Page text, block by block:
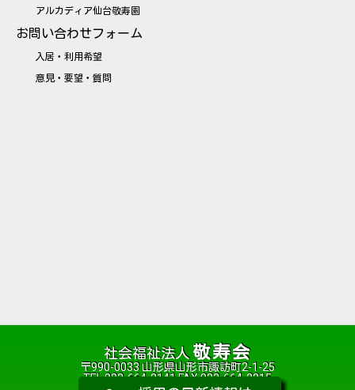
アルカディア仙台敬寿園
お問い合わせフォーム
入居・利用希望
意見・要望・質問
社会福祉法人敬寿会
〒990-0033 山形県山形市諏訪町2-1-25
TEL 023-664-2141 FAX 023-664-2215